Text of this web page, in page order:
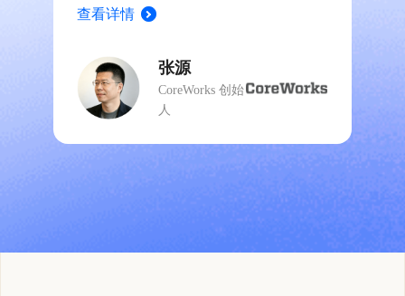
查看详情
张源
CoreWorks 创始
人